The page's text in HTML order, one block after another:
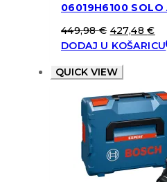
06019H6100 SOLO
449,98€ 427,48€
DODAJ U KOŠARICU
QUICK VIEW